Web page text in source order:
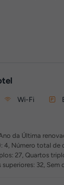
Wi-Fi
da Última
4, Número total de
27, Quartos
32,